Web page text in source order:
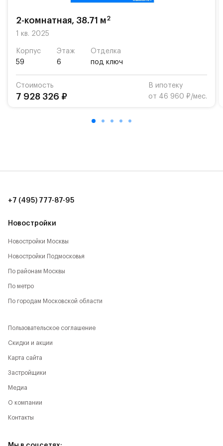
На территории квартала возведут детский сад и
возможность посещения частной гимназии
«Жуковка».
Для автомобилистов — закрытые озеленённые
парковки.
Территория квартала приватная, въезд
осуществляется по пропускам.#yan19-2r1417332#
2-комнатная, 38.71 м2
1 кв. 2025
Корпус
59
Этаж
6
Отделка
под ключ
Стоимость
7 928 326 ₽
В ипотеку
от 46 960 ₽/мес.
Новостройки
Новостройки Москвы
Новостройки Подмосковья
По районам Москвы
По метро
По городам Московской области
+7 (495) 777-87-95
Пользовательское соглашение
Скидки и акции
Карта сайта
Застройщики
Медиа
О компании
Контакты